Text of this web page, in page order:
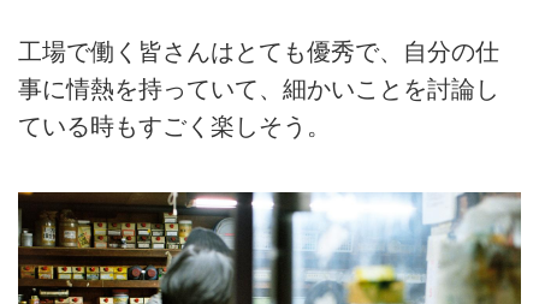
工場で働く皆さんはとても優秀で、自分の仕
事に情熱を持っていて、細かいことを討論し
ている時もすごく楽しそう。